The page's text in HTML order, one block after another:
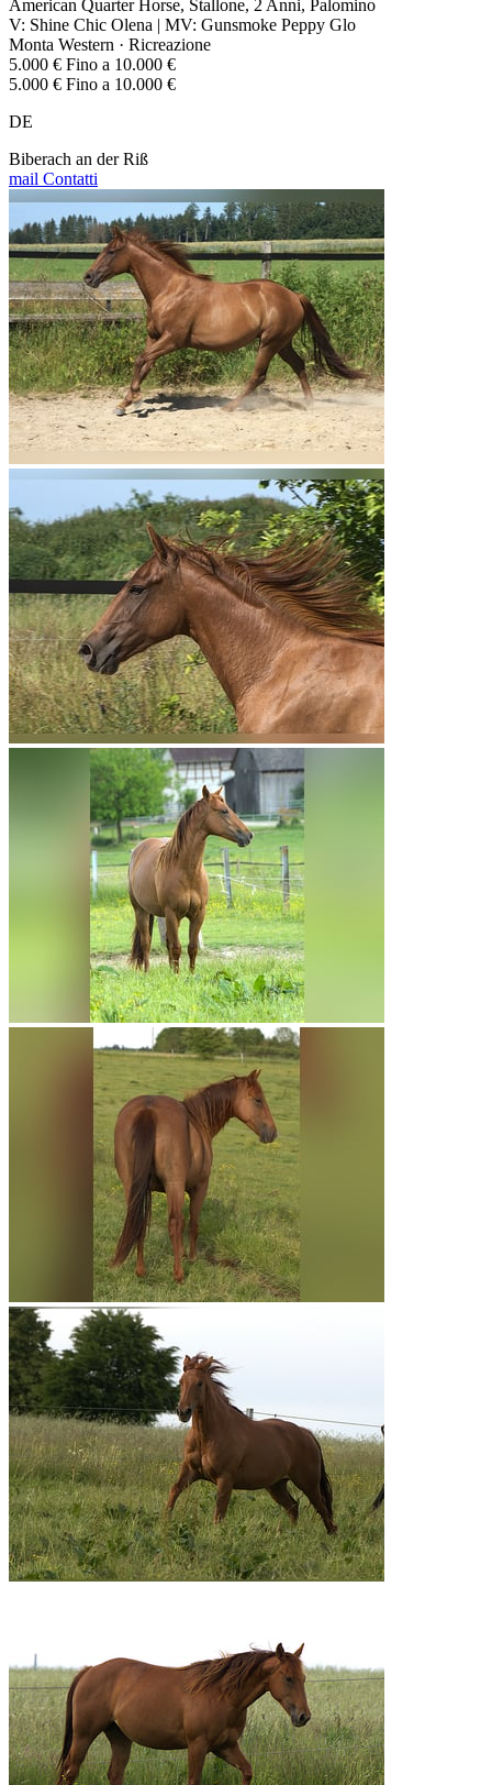
American Quarter Horse, Stallone, 2 Anni, Palomino
V: Shine Chic Olena | MV: Gunsmoke Peppy Glo
Monta Western · Ricreazione
5.000 € Fino a 10.000 €
5.000 € Fino a 10.000 €
DE
Biberach an der Riß
mail Contatti